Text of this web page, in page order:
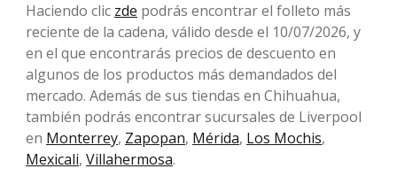
Haciendo clic zde podrás encontrar el folleto más
reciente de la cadena, válido desde el 10/07/2026, y
en el que encontrarás precios de descuento en
algunos de los productos más demandados del
mercado. Además de sus tiendas en Chihuahua,
también podrás encontrar sucursales de Liverpool
en Monterrey, Zapopan, Mérida, Los Mochis,
Mexicali, Villahermosa.